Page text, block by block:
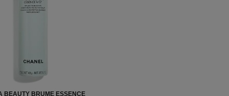
BEAUTY BRUME ESSENCE